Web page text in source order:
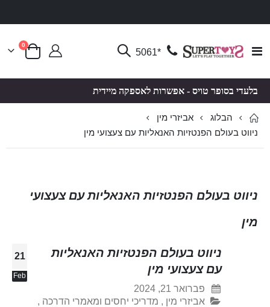
Toggle
*5061 סל קניות
0פריטים
בלעדי בסופר טויס - אפשרות לאספקה מיידית
הבלוג
אביזרי מין
ניווט בעולם הפנטזיות האנאליות עם צעצועי מין
ניווט בעולם הפנטזיות האנאליות עם צעצועי
מין
21
Feb
ניווט בעולם הפנטזיות האנאליות
עם צעצועי מין
פברואר 21, 2024
אביזרי מין , מדריכי יחסים ומאמרי הדרכה ,